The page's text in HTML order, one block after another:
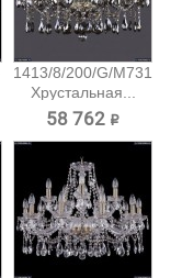
1413/8/200/G/M731
Хрустальная...
58 762 ₽